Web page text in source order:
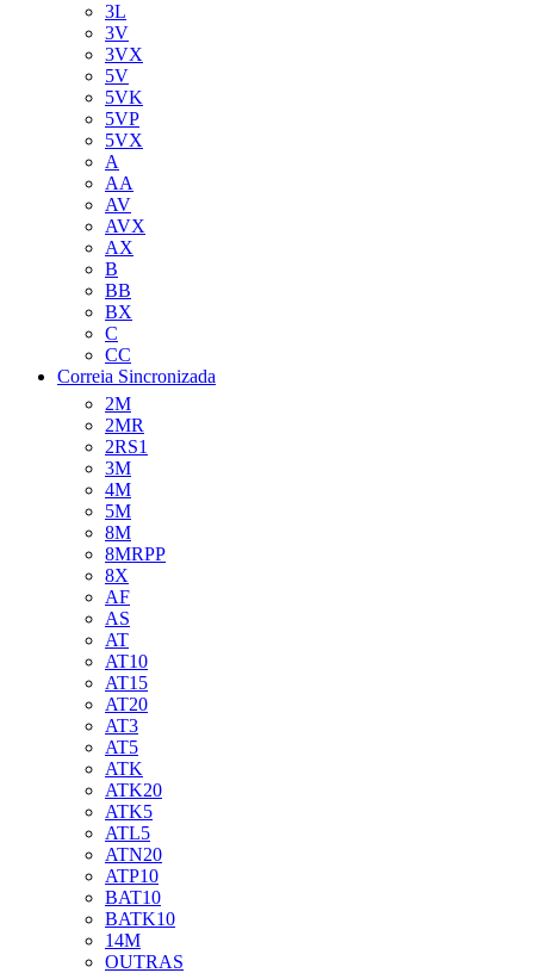
3L
3V
3VX
5V
5VK
5VP
5VX
A
AA
AV
AVX
AX
B
BB
BX
C
CC
Correia Sincronizada
2M
2MR
2RS1
3M
4M
5M
8M
8MRPP
8X
AF
AS
AT
AT10
AT15
AT20
AT3
AT5
ATK
ATK20
ATK5
ATL5
ATN20
ATP10
BAT10
BATK10
14M
OUTRAS